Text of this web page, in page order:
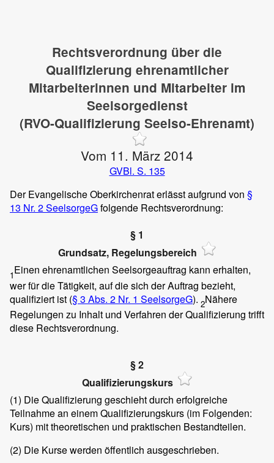
Rechtsverordnung über die
Qualifizierung ehrenamtlicher
Mitarbeiterinnen und Mitarbeiter im
Seelsorgedienst
(RVO-Qualifizierung Seelso-Ehrenamt)
Vom 11. März 2014
GVBl. S. 135
Der Evangelische Oberkirchenrat erlässt aufgrund von §
13 Nr. 2 SeelsorgeGfolgende Rechtsverordnung:
§ 1
Grundsatz, Regelungsbereich
1Einen ehrenamtlichen Seelsorgeauftrag kann erhalten,
wer für die Tätigkeit, auf die sich der Auftrag bezieht,
qualifiziert ist (§ 3 Abs. 2 Nr. 1 SeelsorgeG). 2Nähere
Regelungen zu Inhalt und Verfahren der Qualifizierung trifft
diese Rechtsverordnung.
§ 2
Qualifizierungskurs
(1) Die Qualifizierung geschieht durch erfolgreiche
Teilnahme an einem Qualifizierungskurs (im Folgenden:
Kurs) mit theoretischen und praktischen Bestandteilen.
(2) Die Kurse werden öffentlich ausgeschrieben.